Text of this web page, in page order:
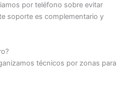
por teléfono sobre evitar
soporte es complementario y
técnicos por zonas para